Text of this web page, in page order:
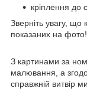
кріплення до
Зверніть увагу, що
показаних на фото!
З картинами за
малювання, а
справжній витвір